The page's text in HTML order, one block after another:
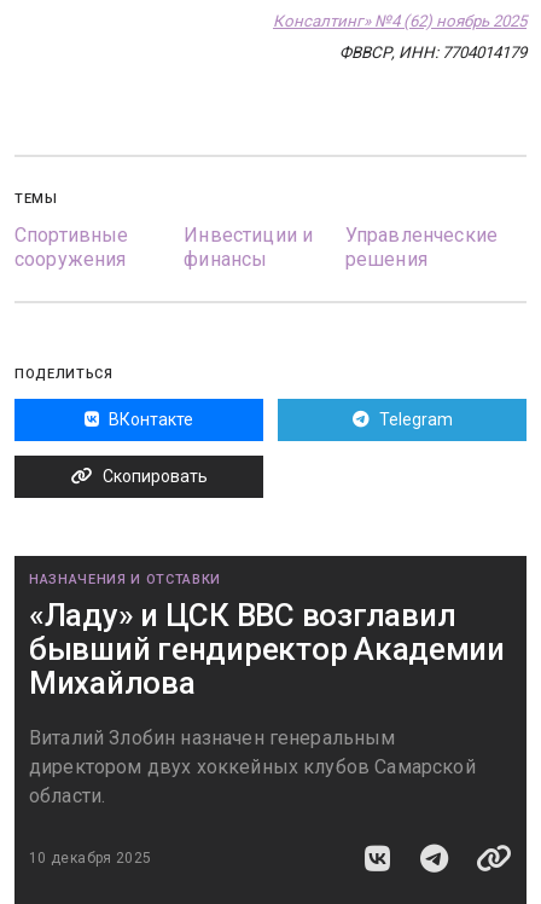
Консалтинг» №4 (62) ноябрь 2025
ФВВСР, ИНН: 7704014179
ТЕМЫ
Спортивные
сооружения
Инвестиции и
финансы
Управленческие
решения
ПОДЕЛИТЬСЯ
ВКонтакте Telegram
Скопировать
НАЗНАЧЕНИЯ И ОТСТАВКИ
«Ладу» и ЦСК ВВС возглавил
бывший гендиректор Академии
Михайлова
Виталий Злобин назначен генеральным
директором двух хоккейных клубов Самарской
области.
10 декабря 2025